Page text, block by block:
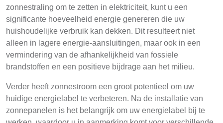
zonnestraling om te zetten in elektriciteit, kunt u een
significante hoeveelheid energie genereren die uw
huishoudelijke verbruik kan dekken. Dit resulteert niet
alleen in lagere energie-aansluitingen, maar ook in een
vermindering van de afhankelijkheid van fossiele
brandstoffen en een positieve bijdrage aan het milieu.
Verder heeft zonnestroom een groot potentieel om uw
huidige energielabel te verbeteren. Na de installatie van
zonnepanelen is het belangrijk om uw energielabel bij te